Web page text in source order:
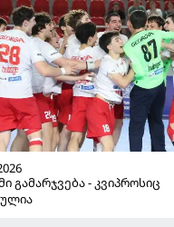
გამარჯვება - კვიპროსიც